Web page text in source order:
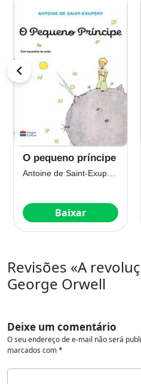
O pequeno príncipe
Baixar
Revisões «A
George Orwell
Deixe um comentário
O seu endereço de e-mail não será
marcados com*